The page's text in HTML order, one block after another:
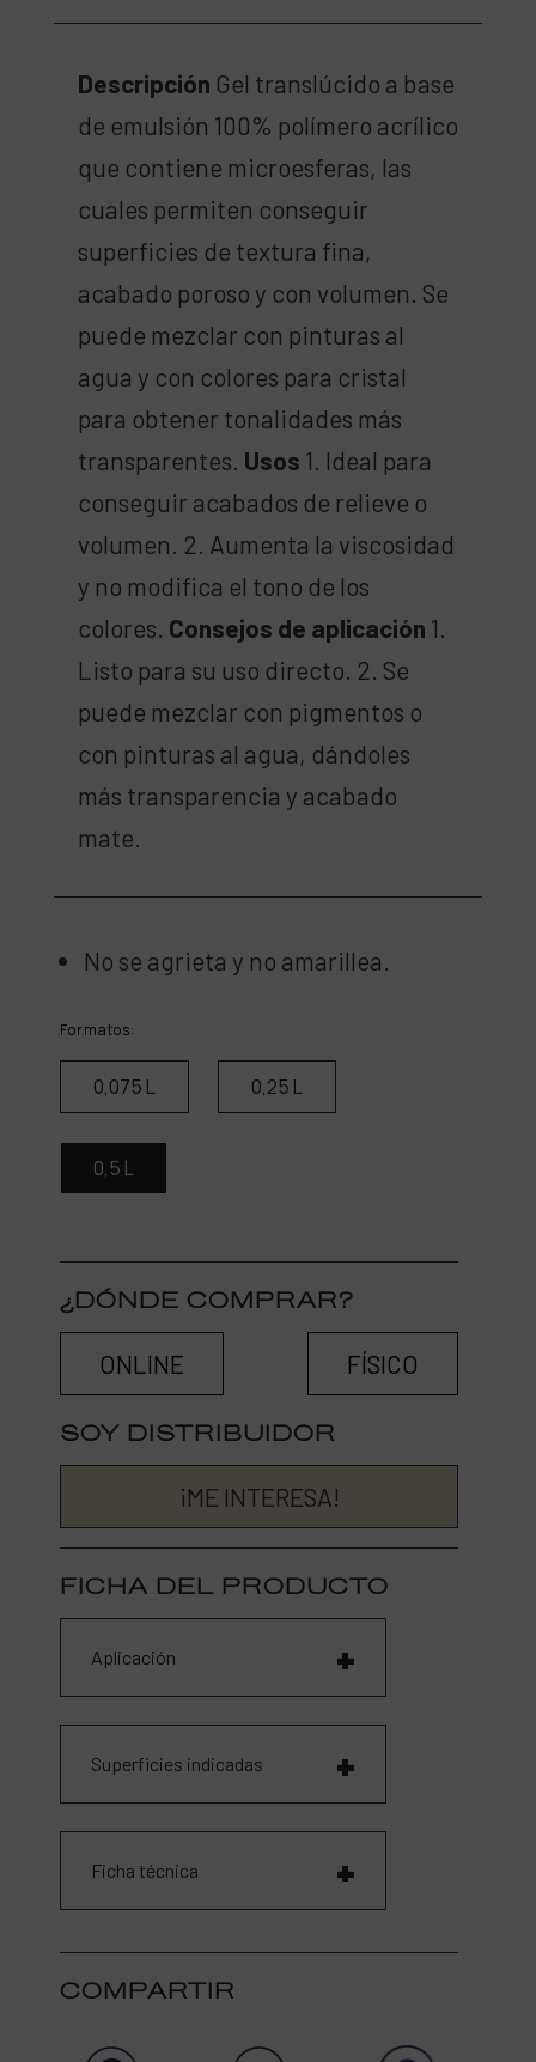
Descripción Gel translúcido a base
de emulsión 100% polímero acrílico
que contiene microesferas, las
cuales permiten conseguir
superficies de textura fina,
acabado poroso y con volumen. Se
puede mezclar con pinturas al
agua y con colores para cristal
para obtener tonalidades más
transparentes. Usos 1. Ideal para
conseguir acabados de relieve o
volumen. 2. Aumenta la viscosidad
y no modifica el tono de los
colores. Consejos de aplicación 1.
Listo para su uso directo. 2. Se
puede mezclar con pigmentos o
con pinturas al agua, dándoles
más transparencia y acabado
mate.
No se agrieta y no amarillea.
Formatos:
0,075 L 0,25 L
0,5 L
¿DÓNDE COMPRAR?
ONLINE FÍSICO
SOY DISTRIBUIDOR
¡ME INTERESA!
FICHA DEL PRODUCTO
Aplicación
Superficies indicadas
Ficha técnica
COMPARTIR